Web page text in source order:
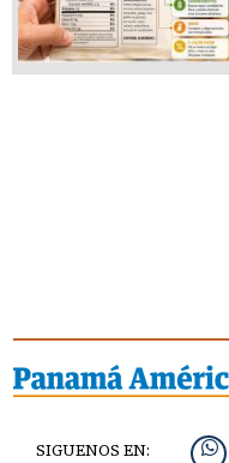
SIGUENOS EN: